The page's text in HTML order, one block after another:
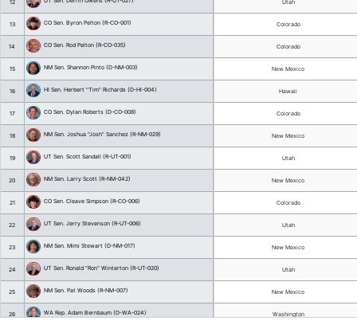
4 WY Sen. Ogden Driskill (R-WY-001)
5 HI Sen. Mike Gabbard (D-HI-021)
6 NM Sen. David Gallegos (R-NM-041)
7 UT Sen. David Hinkins (R-UT-026)
8 CA Sen. Melissa Hurtado (D-CA-016)
9 UT Sen. Don Ipson (R-UT-029)
10 NM Sen. Leo Jaramillo (D-NM-005)